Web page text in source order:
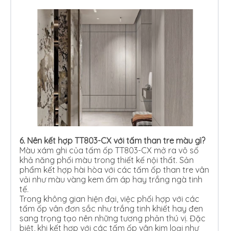
6. Nên kết hợp TT803-CX với tấm than tre màu gì?
Màu xám ghi của tấm ốp TT803-CX mở ra vô số
khả năng phối màu trong thiết kế nội thất. Sản
phẩm kết hợp hài hòa với các tấm ốp than tre vân
vải như màu vàng kem ấm áp hay trắng ngà tinh
tế.
Trong không gian hiện đại, việc phối hợp với các
tấm ốp vân đơn sắc như trắng tinh khiết hay đen
sang trọng tạo nên những tương phản thú vị. Đặc
biệt, khi kết hợp với các tấm ốp vân kim loại như